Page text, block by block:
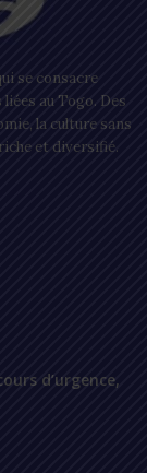
se consacre
au Togo. Des
la culture sans
et diversifié.
d’urgence,